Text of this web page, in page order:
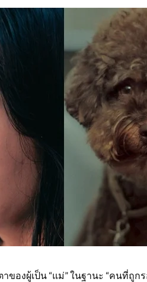
องผู้เป็น “แม่” ในฐานะ “คนที่ถูก